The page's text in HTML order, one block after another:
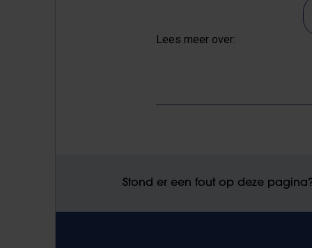
Lees meer over:
Stond er een fout op deze